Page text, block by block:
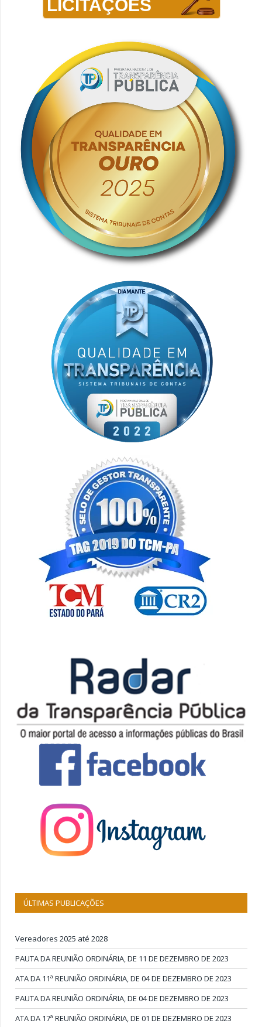
LICITAÇÕES
ÚLTIMAS PUBLICAÇÕES
Vereadores 2025 até 2028
PAUTA DA REUNIÃO ORDINÁRIA, DE 11 DE DEZEMBRO DE 2023
ATA DA 11ª REUNIÃO ORDINÁRIA, DE 04 DE DEZEMBRO DE 2023
PAUTA DA REUNIÃO ORDINÁRIA, DE 04 DE DEZEMBRO DE 2023
ATA DA 17ª REUNIÃO ORDINÁRIA, DE 01 DE DEZEMBRO DE 2023